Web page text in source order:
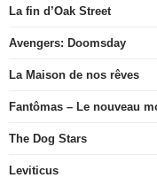
La fin d’Oak Street
Avengers: Doomsday
La Maison de nos rêves
Fantômas – Le nouveau
The Dog Stars
Leviticus